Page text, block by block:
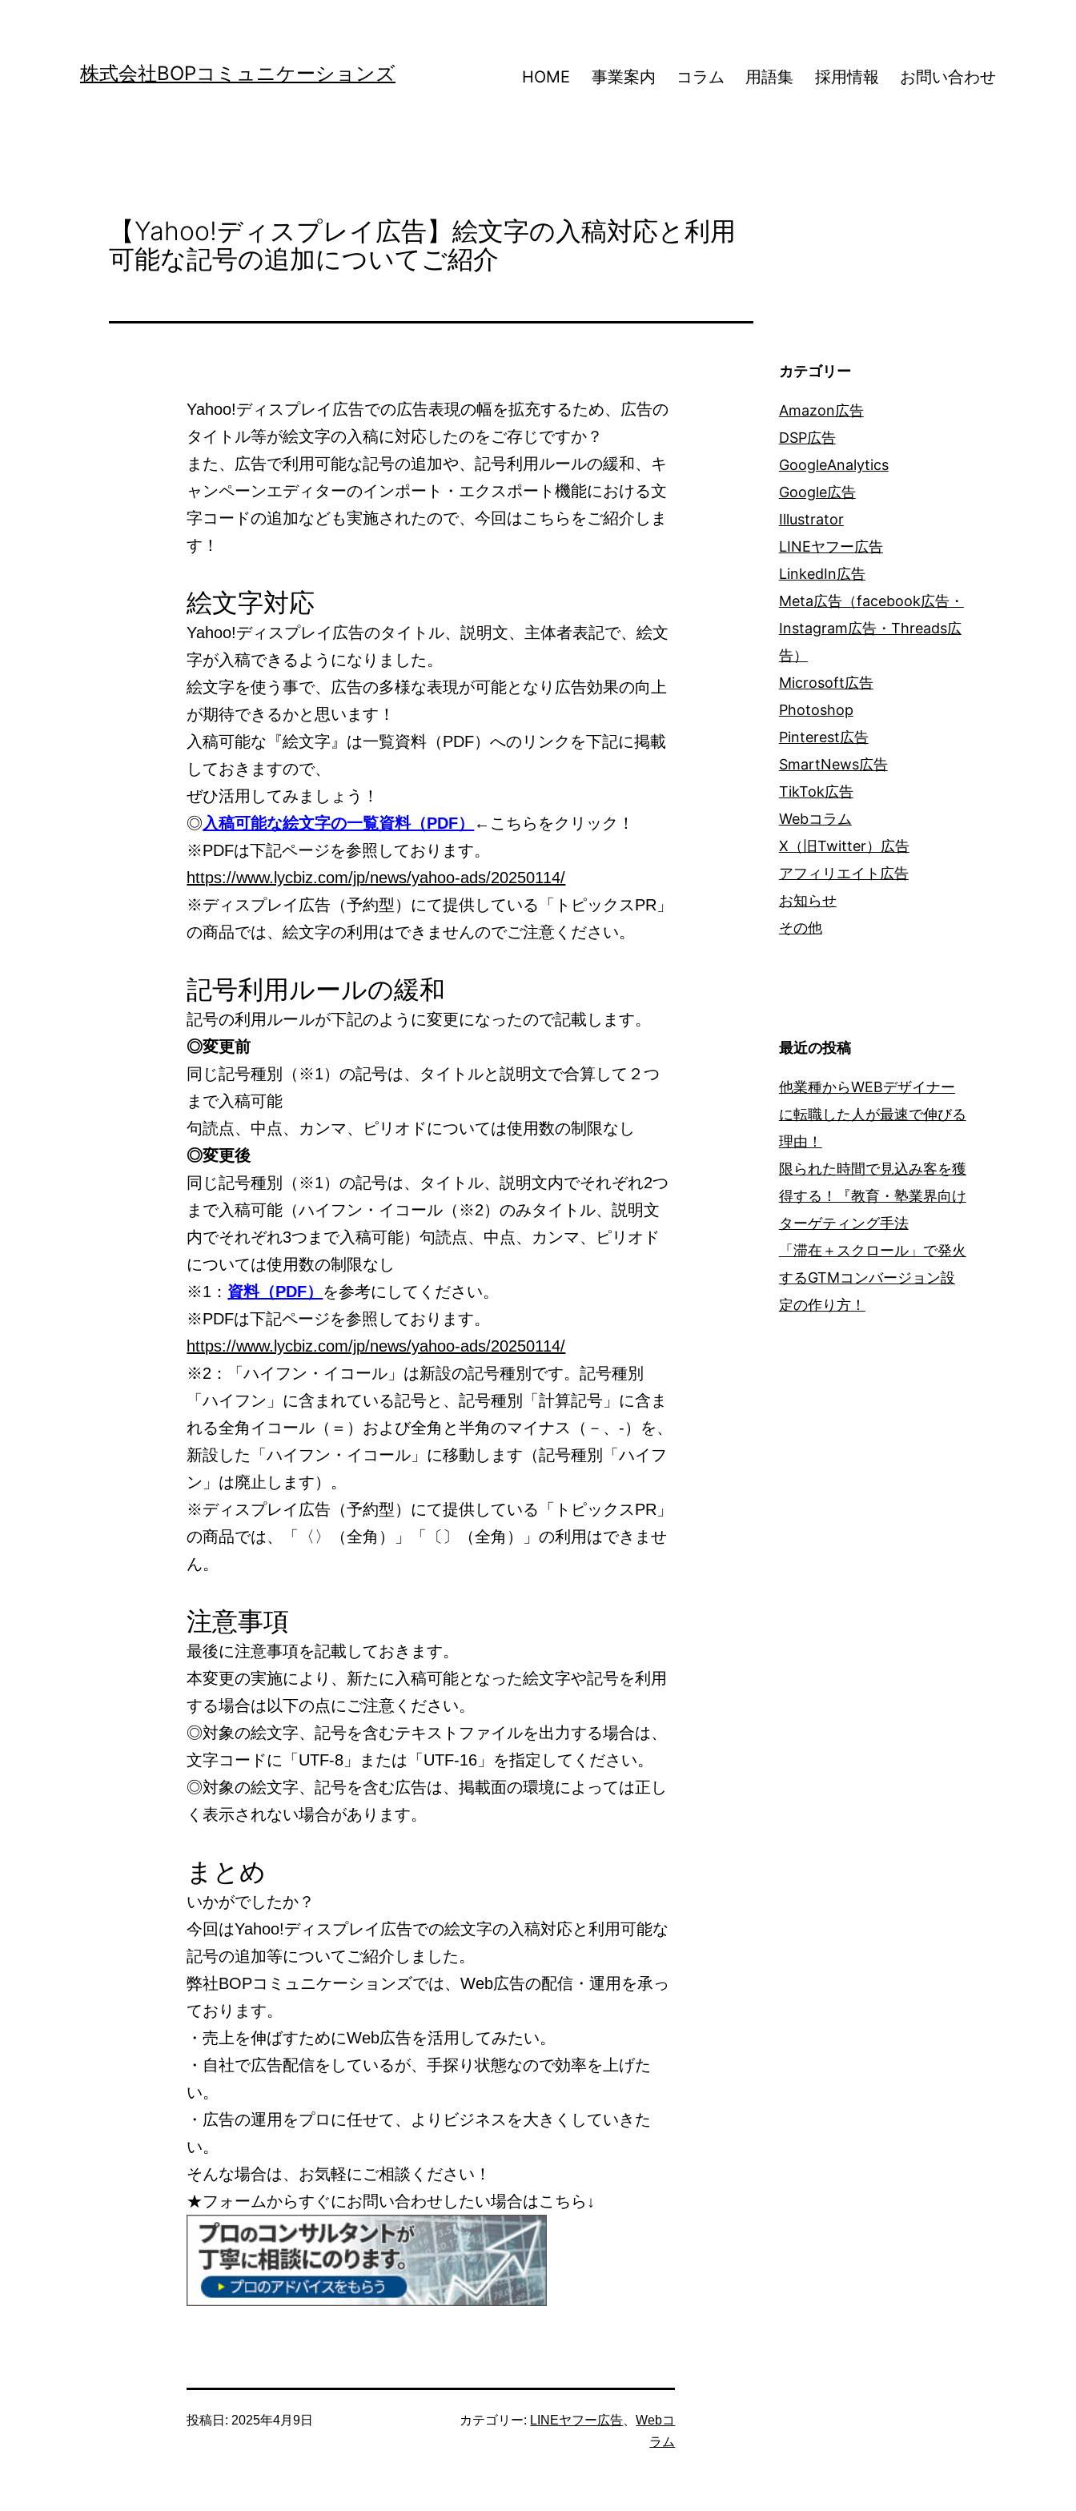
株式会社BOPコミュニケーションズ HOME 事業案内 コラム 用語集 採用情報 お問い合わせ
【Yahoo!ディスプレイ広告】絵文字の入稿対応と利用
可能な記号の追加についてご紹介
Yahoo!ディスプレイ広告での広告表現の幅を拡充するため、広告の
タイトル等が絵文字の入稿に対応したのをご存じですか？
また、広告で利用可能な記号の追加や、記号利用ルールの緩和、キ
ャンペーンエディターのインポート・エクスポート機能における文
字コードの追加なども実施されたので、今回はこちらをご紹介しま
す！
絵文字対応
Yahoo!ディスプレイ広告のタイトル、説明文、主体者表記で、絵文
字が入稿できるようになりました。
絵文字を使う事で、広告の多様な表現が可能となり広告効果の向上
が期待できるかと思います！
入稿可能な『絵文字』は一覧資料（PDF）へのリンクを下記に掲載
しておきますので、
ぜひ活用してみましょう！
◎入稿可能な絵文字の一覧資料（PDF）
←こちらをクリック！
※PDFは下記ページを参照しております。
https://www.lycbiz.com/jp/news/yahoo-ads/20250114/
※ディスプレイ広告（予約型）にて提供している「トピックスPR」
の商品では、絵文字の利用はできませんのでご注意ください。
記号利用ルールの緩和
記号の利用ルールが下記のように変更になったので記載します。
◎変更前
同じ記号種別（※1）の記号は、タイトルと説明文で合算して２つ
まで入稿可能
句読点、中点、カンマ、ピリオドについては使用数の制限なし
◎変更後
同じ記号種別（※1）の記号は、タイトル、説明文内でそれぞれ2つ
まで入稿可能（ハイフン・イコール（※2）のみタイトル、説明文
内でそれぞれ3つまで入稿可能）句読点、中点、カンマ、ピリオド
については使用数の制限なし
※1： 資料（PDF） を参考にしてください。
※PDFは下記ページを参照しております。
https://www.lycbiz.com/jp/news/yahoo-ads/20250114/
※2：「ハイフン・イコール」は新設の記号種別です。記号種別
「ハイフン」に含まれている記号と、記号種別「計算記号」に含ま
れる全角イコール（＝）および全角と半角のマイナス（－、-）を、
新設した「ハイフン・イコール」に移動します（記号種別「ハイフ
ン」は廃止します）。
※ディスプレイ広告（予約型）にて提供している「トピックスPR」
の商品では、「〈〉（全角）」「〔〕（全角）」の利用はできませ
ん。
注意事項
最後に注意事項を記載しておきます。
本変更の実施により、新たに入稿可能となった絵文字や記号を利用
する場合は以下の点にご注意ください。
◎対象の絵文字、記号を含むテキストファイルを出力する場合は、
文字コードに「UTF-8」または「UTF-16」を指定してください。
◎対象の絵文字、記号を含む広告は、掲載面の環境によっては正し
く表示されない場合があります。
まとめ
いかがでしたか？
今回はYahoo!ディスプレイ広告での絵文字の入稿対応と利用可能な
記号の追加等についてご紹介しました。
弊社BOPコミュニケーションズでは、Web広告の配信・運用を承っ
ております。
・売上を伸ばすためにWeb広告を活用してみたい。
・自社で広告配信をしているが、手探り状態なので効率を上げた
い。
・広告の運用をプロに任せて、よりビジネスを大きくしていきた
い。
そんな場合は、お気軽にご相談ください！
★フォームからすぐにお問い合わせしたい場合はこちら↓
投稿日: 2025年4月9日 カテゴリー: LINEヤフー広告 、Webコ
ラム
カテゴリー
Amazon広告
DSP広告
GoogleAnalytics
Google広告
Illustrator
LINEヤフー広告
LinkedIn広告
Meta広告（facebook広告・
Instagram広告・Threads広
告）
Microsoft広告
Photoshop
Pinterest広告
SmartNews広告
TikTok広告
Webコラム
X（旧Twitter）広告
アフィリエイト広告
お知らせ
その他
最近の投稿
他業種からWEBデザイナー
に転職した人が最速で伸びる
理由！
限られた時間で見込み客を獲
得する！『教育・塾業界向け
ターゲティング手法
「滞在＋スクロール」で発火
するGTMコンバージョン設
定の作り方！